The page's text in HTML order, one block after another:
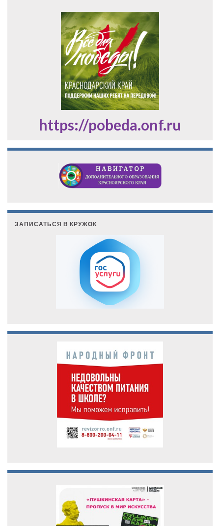
https://pobeda.onf.ru
ЗАПИСАТЬСЯ В КРУЖОК